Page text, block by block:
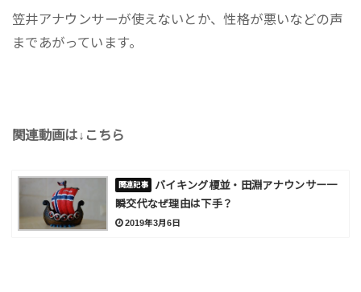
笠井アナウンサーが使えないとか、性格が悪いなどの声
まであがっています。
関連動画は↓こちら
バイキング榎並・田淵アナウンサー一
瞬交代なぜ理由は下手？
2019年3月6日